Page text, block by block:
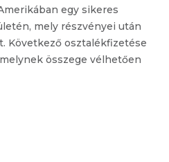
egy sikeres
mely részvényei után
Következő osztalékfizetése
összege vélhetően